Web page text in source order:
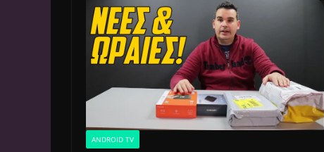
ANDROID TV